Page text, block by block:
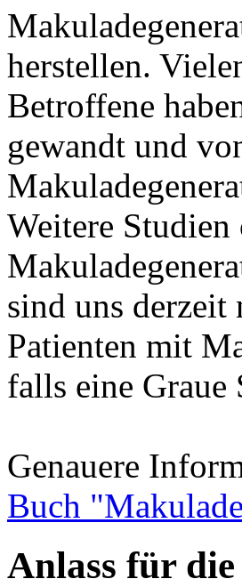
herstellen.
Betroffene
gewandt und
Weitere
sind uns
Patienten mit
falls eine Graue
Genauere
Buch
Anlass für